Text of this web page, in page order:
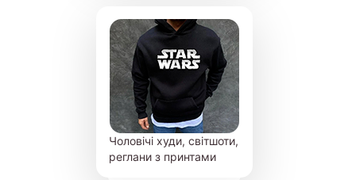
Чоловічі худи, світшоти,
реглани з принтами